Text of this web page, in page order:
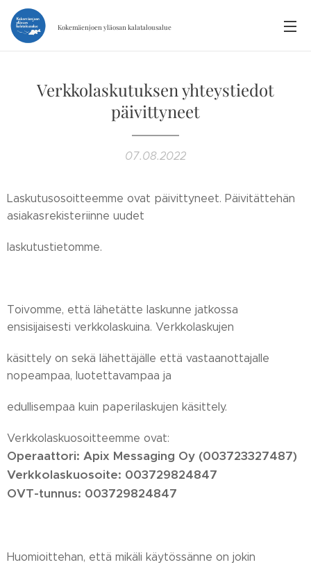
Kokemäenjoen yläosan kalatalousalue
Verkkolaskutuksen yhteystiedot
päivittyneet
07.08.2022
Laskutusosoitteemme ovat päivittyneet. Päivitättehän
asiakasrekisteriinne uudet
laskutustietomme.
Toivomme, että lähetätte laskunne jatkossa
ensisijaisesti verkkolaskuina. Verkkolaskujen
käsittely on sekä lähettäjälle että vastaanottajalle
nopeampaa, luotettavampaa ja
edullisempaa kuin paperilaskujen käsittely.
Verkkolaskuosoitteemme ovat:
Operaattori: Apix Messaging Oy (003723327487)
Verkkolaskuosoite: 003729824847
OVT-tunnus: 003729824847
Huomioittehan, että mikäli käytössänne on jokin